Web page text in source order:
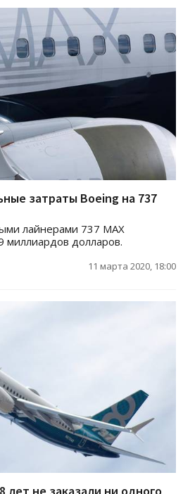
затраты Boeing на 737
лайнерами 737 MAX
миллиардов долларов.
11 марта 2020, 18:00